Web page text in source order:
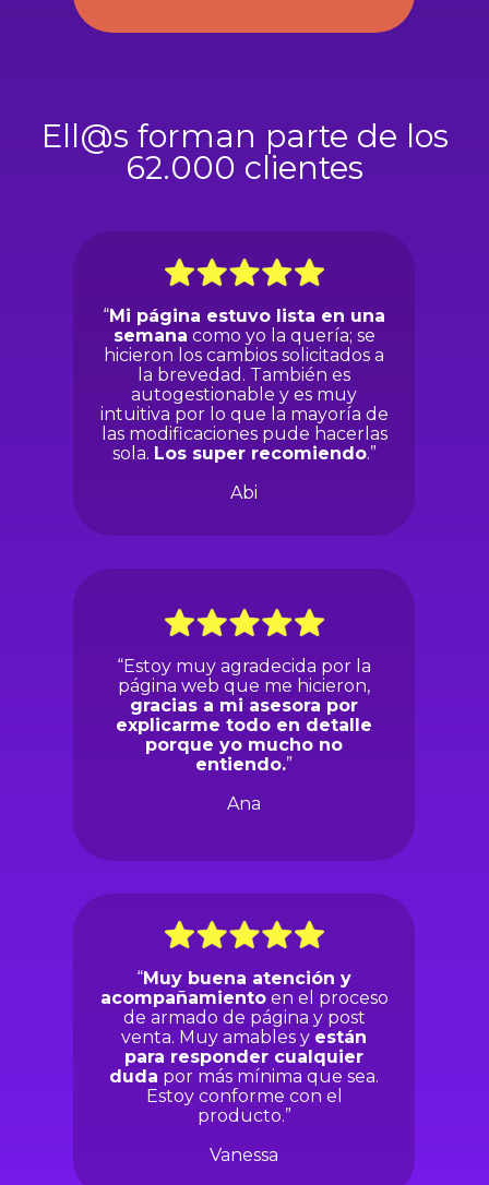
Ell@s forman parte de los
62.000 clientes
“Mi página estuvo lista en una
semana como yo la quería; se
hicieron los cambios solicitados a
la brevedad. También es
autogestionable y es muy
intuitiva por lo que la mayoría de
las modificaciones pude hacerlas
sola. Los super recomiendo.”
Abi
“Estoy muy agradecida por la
página web que me hicieron,
gracias a mi asesora por
explicarme todo en detalle
porque yo mucho no
entiendo.”
Ana
“Muy buena atención y
acompañamientoen el proceso
de armado de página y post
venta. Muy amables y están
para responder cualquier
duda por más mínima que sea.
Estoy conforme con el
producto.”
Vanessa